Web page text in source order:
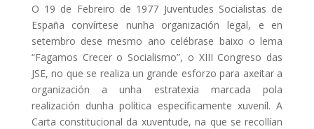
O 19 de Febreiro de 1977 Juventudes Socialistas de
España convírtese nunha organización legal, e en
setembro dese mesmo ano celébrase baixo o lema
“Fagamos Crecer o Socialismo”, o XIII Congreso das
JSE, no que se realiza un grande esforzo para axeitar a
organización a unha estratexia marcada pola
realización dunha política específicamente xuveníl. A
Carta constitucional da xuventude, na que se recollían